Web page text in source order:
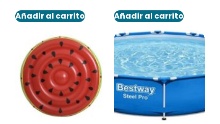
Añadir al carrito Añadir al carrito